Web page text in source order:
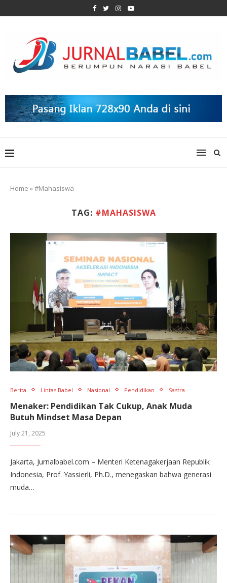
Home »#Mahasiswa
TAG: #MAHASISWA
Berita Lintas Babel Nasional Pendidikan Sastra
Menaker: Pendidikan Tak Cukup, Anak Muda
Butuh Mindset Masa Depan
July 21, 2025
Jakarta, Jurnalbabel.com – Menteri Ketenagakerjaan Republik
Indonesia, Prof. Yassierli, Ph.D., menegaskan bahwa generasi
muda…